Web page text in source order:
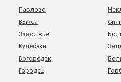
Павлово
Выкса
Заволжье
Кулебаки
Богородск
Городец